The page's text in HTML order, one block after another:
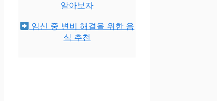
알아보자
임신 중 변비 해결을 위한 음
식 추천